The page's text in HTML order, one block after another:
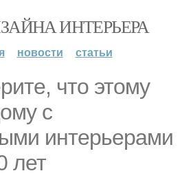
ИНТЕРЬЕРА
новости статьи
что этому
с
интерьерами
лет